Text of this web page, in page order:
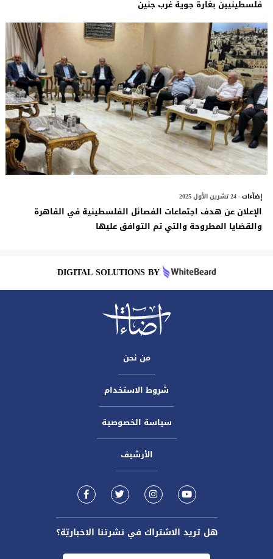
فلسطينيين بغارة جوية غرب جنين
إضآءات- 24 تشرين الأول 2025
الإعلان عن هدف اجتماعات الفصائل الفلسطينية في القاهرة
والقضايا المطروحة والتي تم التوافق عليها
DIGITAL SOLUTIONS BY
من نحن
شروط الاستخدام
سياسة الخصوصية
الأرشيف
هل تريد الاشتراك في نشرتنا الاخباريّة؟